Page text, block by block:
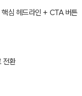
핵심 헤드라인 + CTA 버튼
전환